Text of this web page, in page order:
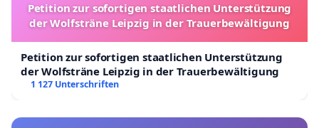
Petition zur sofortigen staatlichen Unterstützung
der Wolfsträne Leipzig in der Trauerbewältigung
Petition zur sofortigen staatlichen Unterstützung
der Wolfsträne Leipzig in der Trauerbewältigung
1 127 Unterschriften